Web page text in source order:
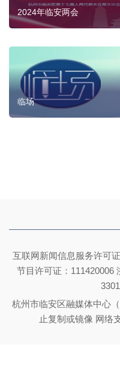
2024年临安两会
临场
互联网新闻信息服务许可
节目许可证：111420006
杭州市临安区融媒体中心
止复制或镜像 网络